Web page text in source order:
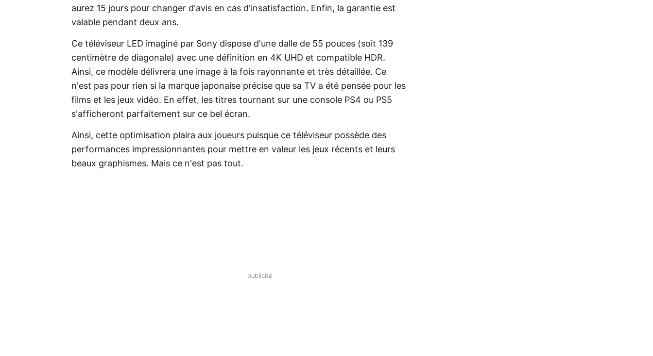
aurez 15 jours pour changer d'avis en cas d'insatisfaction. Enfin, la garantie est
valable pendant deux ans.
Ce téléviseur LED imaginé par Sony dispose d'une dalle de 55 pouces (soit 139
centimètre de diagonale) avec une définition en 4K UHD et compatible HDR.
Ainsi, ce modèle délivrera une image à la fois rayonnante et très détaillée. Ce
n'est pas pour rien si la marque japonaise précise que sa TV a été pensée pour les
films et les jeux vidéo. En effet, les titres tournant sur une console PS4 ou PS5
s'afficheront parfaitement sur ce bel écran.
Ainsi, cette optimisation plaira aux joueurs puisque ce téléviseur possède des
performances impressionnantes pour mettre en valeur les jeux récents et leurs
beaux graphismes. Mais ce n'est pas tout.